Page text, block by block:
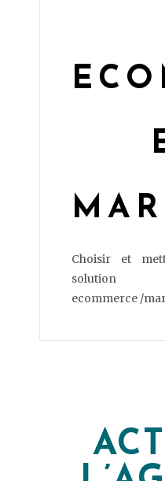
Choisir et
solution
ecommerce /